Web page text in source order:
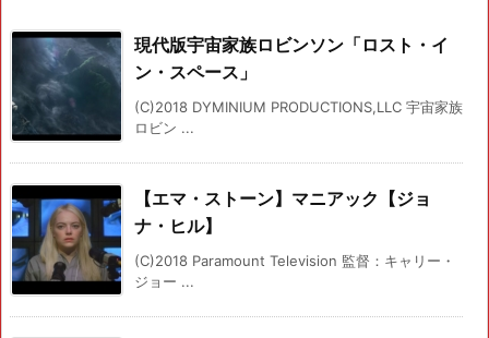
現代版宇宙家族ロビンソン「ロスト・イ
ン・スペース」
(C)2018 DYMINIUM PRODUCTIONS,LLC 宇宙家族
ロビン ...
【エマ・ストーン】マニアック【ジョ
ナ・ヒル】
(C)2018 Paramount Television 監督：キャリー・
ジョー ...